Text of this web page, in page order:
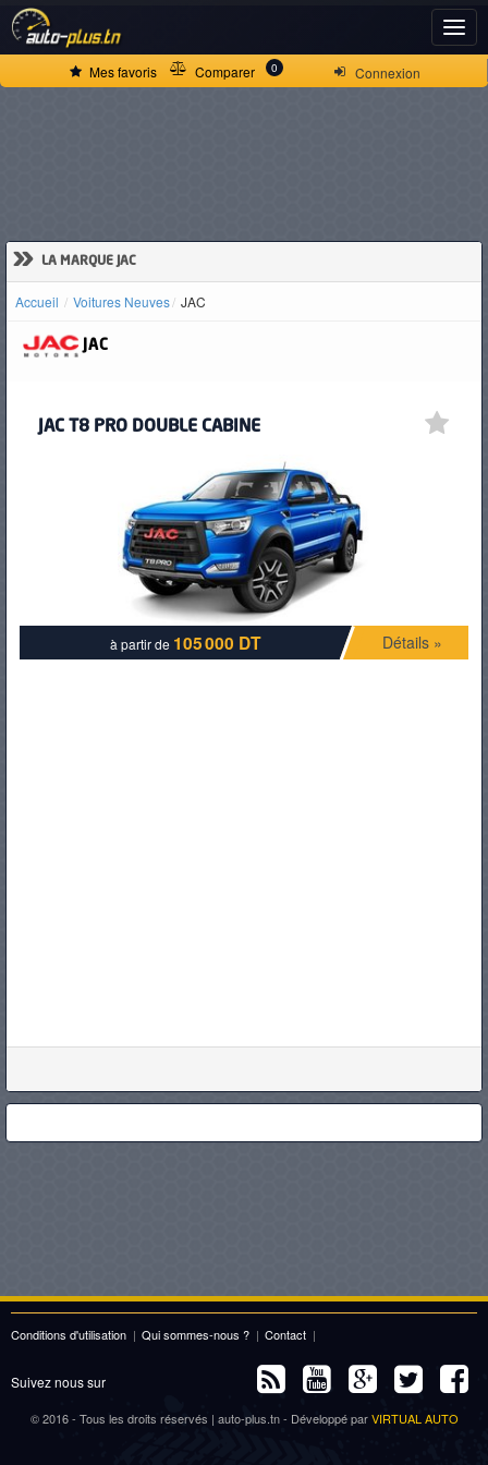
Connexion
Mes favoris Comparer 0
» LA MARQUE JAC
Accueil Voitures Neuves JAC
JAC
JAC T8 PRO DOUBLE CABINE
à partir de 105 000 DT Détails »
Conditions d'utilisation | Qui sommes-nous ? | Contact |
Suivez nous sur
© 2016 - Tous les droits réservés | auto-plus.tn - Développé parVIRTUAL AUTO
ACCUEIL
D'OCCASION
CAMIONS